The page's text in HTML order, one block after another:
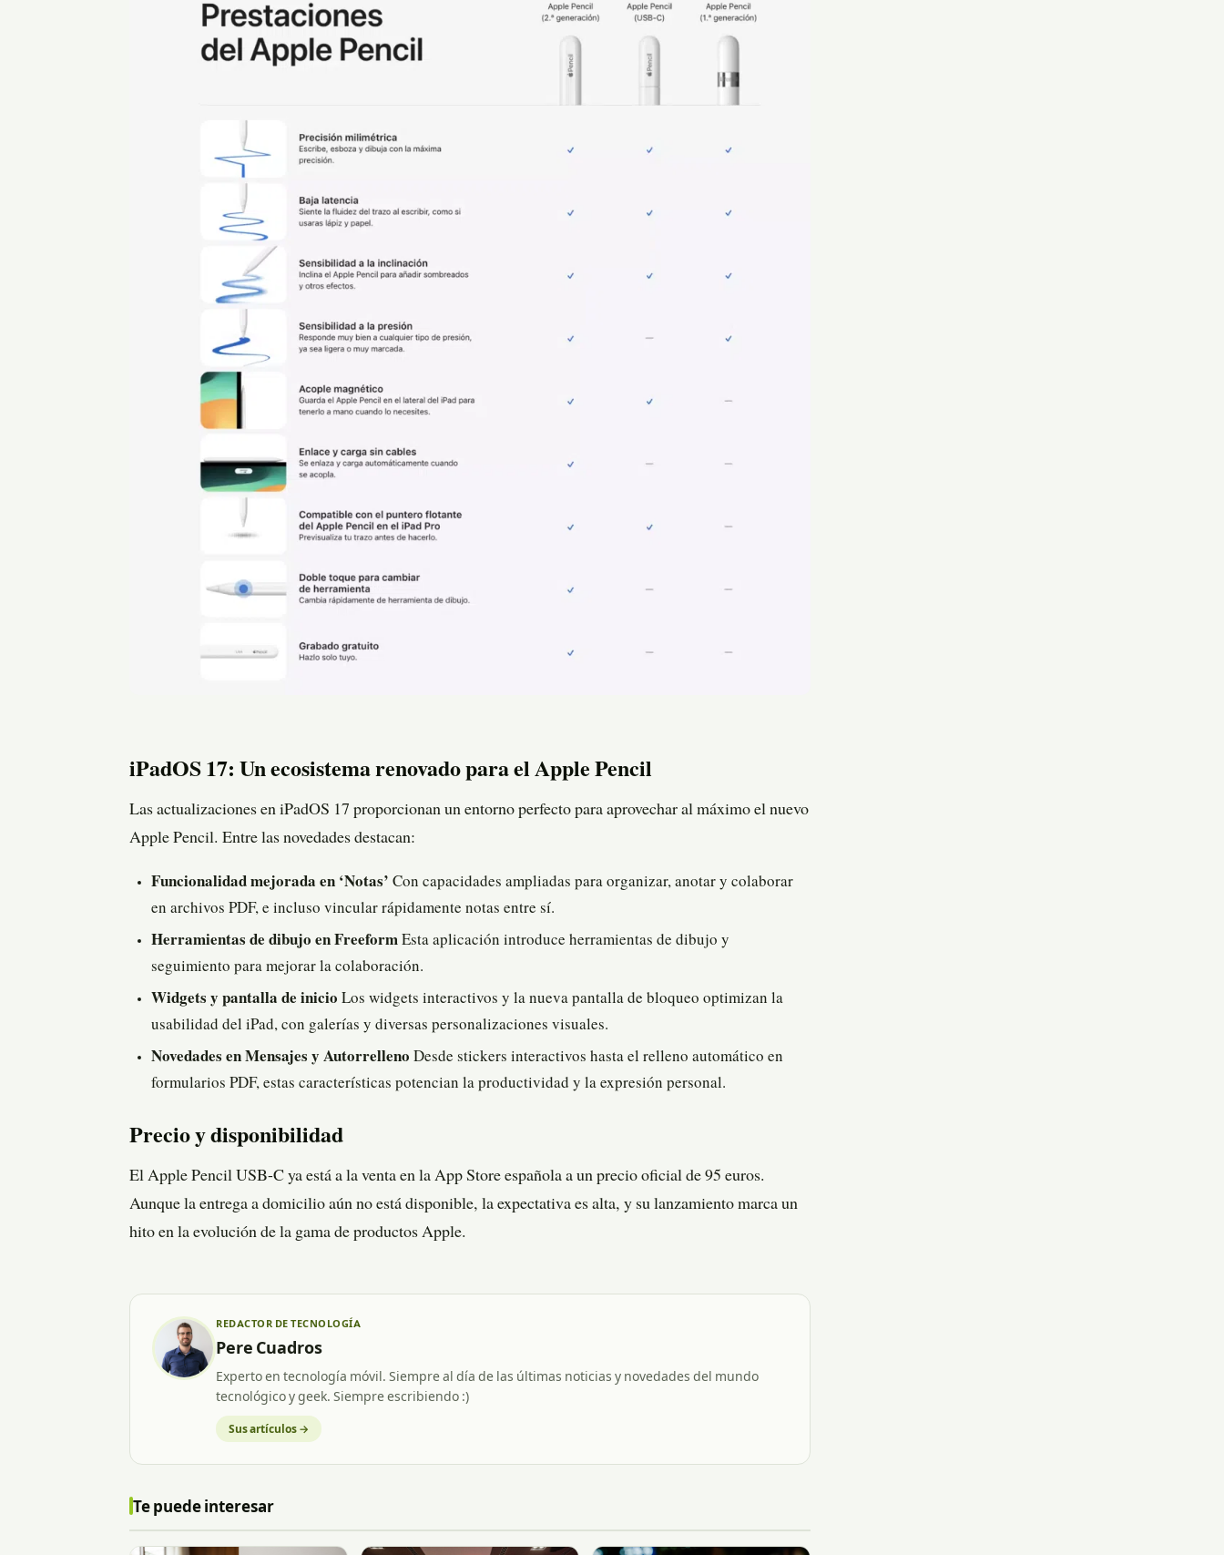
iPadOS 17: Un ecosistema renovado para el Apple Pencil
Las actualizaciones en iPadOS 17 proporcionan un entorno perfecto para aprovechar al máximo el nuevo
Apple Pencil. Entre las novedades destacan:
Funcionalidad mejorada en ‘Notas’ Con capacidades ampliadas para organizar, anotar y colaborar
en archivos PDF, e incluso vincular rápidamente notas entre sí.
Herramientas de dibujo en Freeform Esta aplicación introduce herramientas de dibujo y
seguimiento para mejorar la colaboración.
Widgets y pantalla de inicio Los widgets interactivos y la nueva pantalla de bloqueo optimizan la
usabilidad del iPad, con galerías y diversas personalizaciones visuales.
Novedades en Mensajes y Autorrelleno Desde stickers interactivos hasta el relleno automático en
formularios PDF, estas características potencian la productividad y la expresión personal.
Precio y disponibilidad
El Apple Pencil USB-C ya está a la venta en la App Store española a un precio oficial de 95 euros.
Aunque la entrega a domicilio aún no está disponible, la expectativa es alta, y su lanzamiento marca un
hito en la evolución de la gama de productos Apple.
REDACTOR DE TECNOLOGÍA
Pere Cuadros
Experto en tecnología móvil. Siempre al día de las últimas noticias y novedades del mundo
tecnológico y geek. Siempre escribiendo :)
Sus artículos →
Te puede interesar